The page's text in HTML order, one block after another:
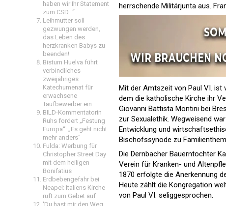
haben wir Ihr Statement
zum CSD…“
Leihmutter soll
gezwungen werden,
das Leben des
herzkranken Babys zu
beenden!
Bistum Huelva führt
verbindliches
zweijähriges
Katechumenat für
erwachsene
Taufbewerber ein
BILD-Kommentatorin
Ruhs fordert „Festung
Europa“: „Es geht nicht
mehr anders“
Fulda: Werbung für
Christopher Street Day
mit dem heiligen
Bonifatius
Erdbebengefahr bei
Neapel: Italiens Kirche
ruft zum Gebet auf
'Du hast mir den Weg
herrschende Militärjunta aus.
Mit der Amtszeit von Paul VI. ist
dem die katholische Kirche ihr
Giovanni Battista Montini bei
zur Sexualethik. Wegweisend
Entwicklung und
Bischofssynode zu
Die Dernbacher Bauerntochter
Verein für Kranken- und
1870 erfolgte die Anerkennung
Heute zählt die Kongregation
von Paul VI. seliggesprochen.